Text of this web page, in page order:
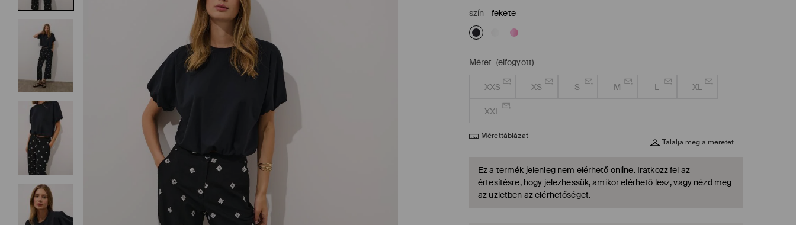
szín - fekete
Méret (elfogyott)
XXS XS S M L XL
XXL
Mérettáblázat
Találja meg a méretet
Ez a termék jelenleg nem elérhető online. Iratkozz fel az
értesítésre, hogy jelezhessük, amikor elérhető lesz, vagy nézd meg
az üzletben az elérhetőséget.